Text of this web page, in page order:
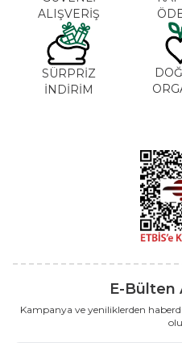
ALIŞVERİŞ
SÜRPRİZ
İNDİRİM
E-Bülten
Kampanya ve yeniliklerden